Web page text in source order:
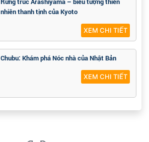
nhiên thanh tịnh của Kyoto
XEM CHI TIẾT
Chubu: Khám phá Nóc nhà của Nhật Bản
XEM CHI TIẾT